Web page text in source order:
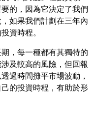
的，因為它決定了我們
如果我們計劃在三年內
，每一種都有其獨特的
及較高的風險，但回報
過時間攤平市場波動，
的投資時程，有助於形